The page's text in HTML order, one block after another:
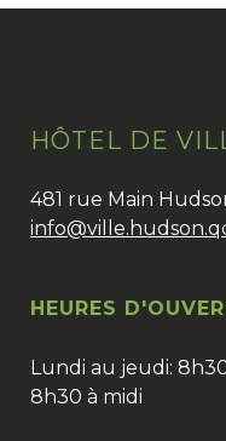
HÔTEL DE
481 rue Main
HEURES
Lundi au jeudi:
8h30 à midi